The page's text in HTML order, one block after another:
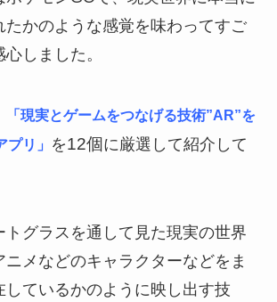
たかのような感覚を味わってすご
しました。
「現実とゲームをつなげる技術”AR”を
リ」
を12個に厳選して紹介して
トグラスを通して見た現実の世界
ニメなどのキャラクターなどをま
しているかのように映し出す技